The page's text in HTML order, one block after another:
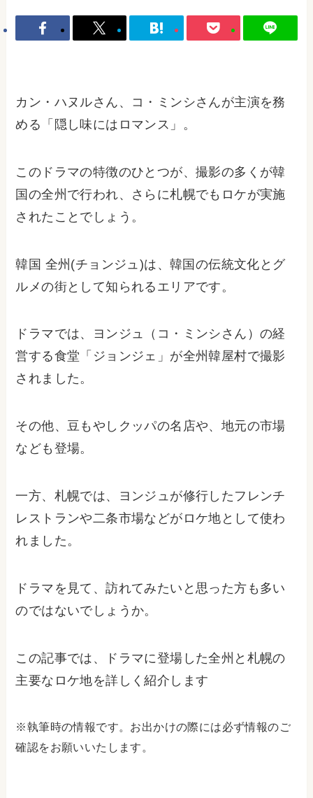
カン・ハヌルさん、コ・ミンシさんが主演を務
める「隠し味にはロマンス」。
このドラマの特徴のひとつが、撮影の多くが韓
国の全州で行われ、さらに札幌でもロケが実施
されたことでしょう。
韓国 全州(チョンジュ)は、韓国の伝統文化とグ
ルメの街として知られるエリアです。
ドラマでは、ヨンジュ（コ・ミンシさん）の経
営する食堂「ジョンジェ」が全州韓屋村で撮影
されました。
その他、豆もやしクッパの名店や、地元の市場
なども登場。
一方、札幌では、ヨンジュが修行したフレンチ
レストランや二条市場などがロケ地として使わ
れました。
ドラマを見て、訪れてみたいと思った方も多い
のではないでしょうか。
この記事では、ドラマに登場した全州と札幌の
主要なロケ地を詳しく紹介します
※執筆時の情報です。お出かけの際には必ず情報のご
確認をお願いいたします。